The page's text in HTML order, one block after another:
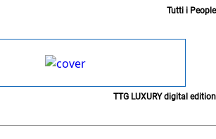
Tutti i People
TTG LUXURY digital edition